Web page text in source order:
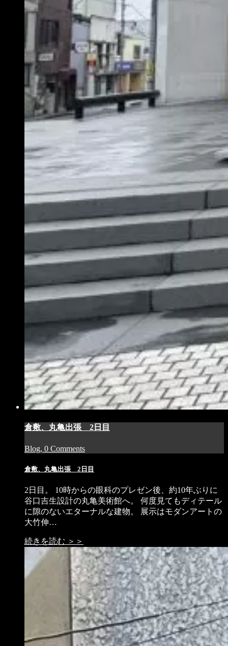
倉敷、丸亀出張 2日目
Blog, 0 Comments
倉敷、丸亀出張 2日目
2日目。 10時からの眼科のプレゼン後、約10年ぶりに
谷口吉生設計の丸亀美術館へ。 何度見てもディテール
に隙のないエターナルな建物。 展示はモダンアートの
大竹伸…
続きを読む ＞＞